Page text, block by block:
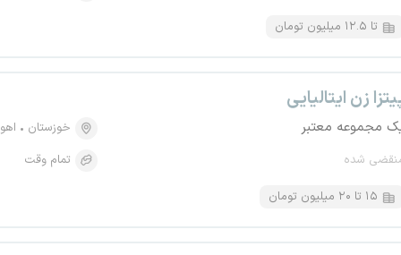
تا ۱۲.۵ میلیون تومان
زن ایتالیایی
مجموعه معتبر
شده
خوزستان
تمام وقت
۱۵ تا ۲۰ میلیون تومان